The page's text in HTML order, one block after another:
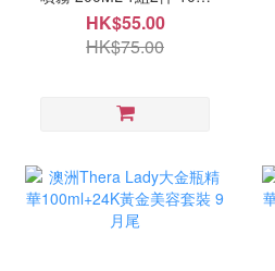
中
HK$55.00
HK$75.00